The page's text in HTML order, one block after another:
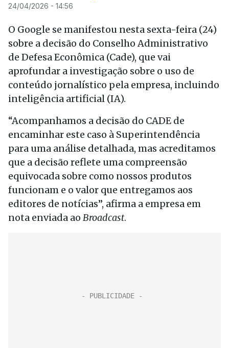
24/04/2026 - 14:56
O Google se manifestou nesta sexta-feira (24)
sobre a decisão do Conselho Administrativo
de Defesa Econômica (Cade), que vai
aprofundar a investigação sobre o uso de
conteúdo jornalístico pela empresa, incluindo
inteligência artificial (IA).
“Acompanhamos a decisão do CADE de
encaminhar este caso à Superintendência
para uma análise detalhada, mas acreditamos
que a decisão reflete uma compreensão
equivocada sobre como nossos produtos
funcionam e o valor que entregamos aos
editores de notícias”, afirma a empresa em
nota enviada ao Broadcast.